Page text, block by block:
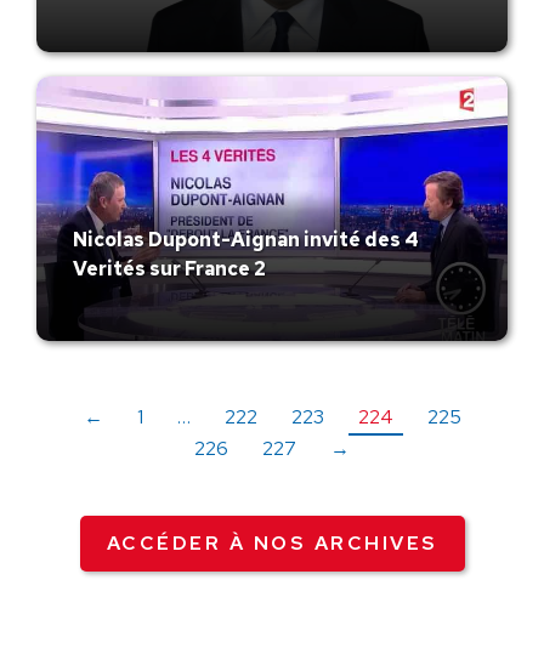
Nicolas Dupont-Aignan invité des 4
Verités sur France 2
← 1 … 222 223 224
225
226
227 →
ACCÉDER À NOS ARCHIVES